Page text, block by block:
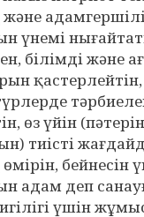
үнемі
білімді және
өз үйін
тиісті
бейнесін
адам деп
үшін жұмыс